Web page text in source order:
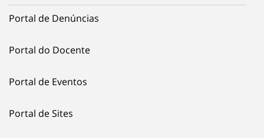
Portal de Denúncias
Portal do Docente
Portal de Eventos
Portal de Sites